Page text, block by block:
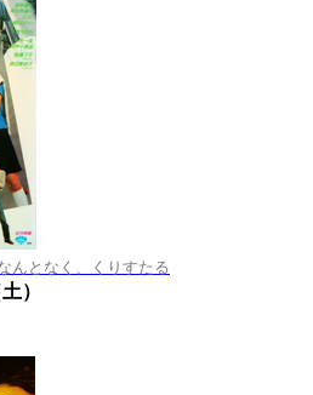
んとなく、くりすたる
）